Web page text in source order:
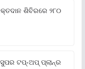
ଶିବିରରେ ୨୮୦
ଟପ୍‌-ଅପ୍ ପ୍ଲାନ୍‌ର